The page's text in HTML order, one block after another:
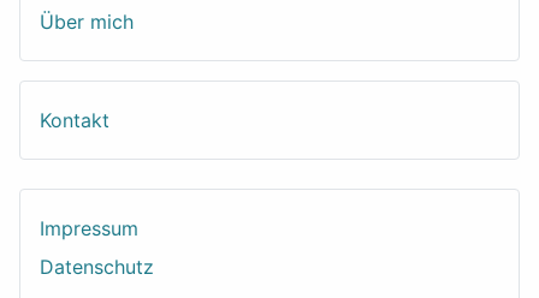
Über mich
Kontakt
Impressum
Datenschutz